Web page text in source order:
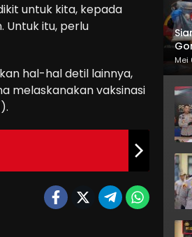
untuk kita, kepada
Untuk itu, perlu
hal-hal detil lainnya,
melaskanakan vaksinasi
Mei